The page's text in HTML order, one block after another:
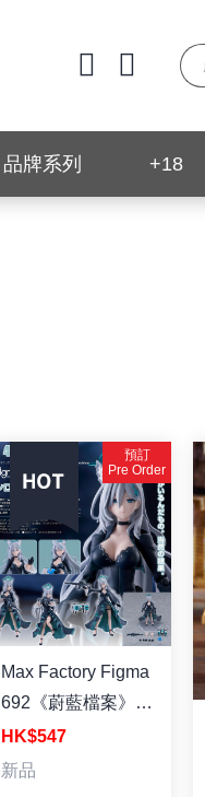
品牌系列 +18
預訂
Pre Order
Max Factory Figma
692《蔚藍檔案》白
子 TERROR 塗裝成
品
HK$547
新品